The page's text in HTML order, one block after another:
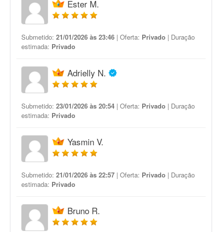
Ester M.
Submetido: 21/01/2026 às 23:46 | Oferta: Privado | Duração
estimada: Privado
Adrielly N.
Submetido: 23/01/2026 às 20:54 | Oferta: Privado | Duração
estimada: Privado
Yasmin V.
Submetido: 21/01/2026 às 22:57 | Oferta: Privado | Duração
estimada: Privado
Bruno R.